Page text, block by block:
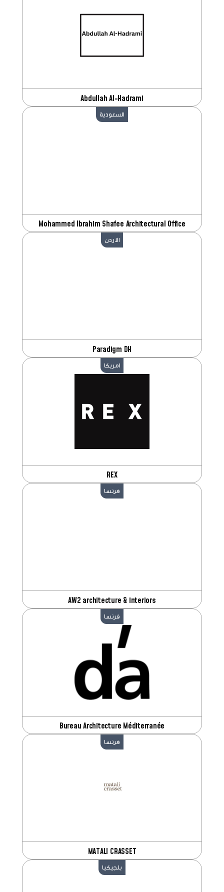
Abdullah Al-Hadrami
Mohammed Ibrahim Shafee Architectural Office
السعودية
Paradigm DH
الاردن
REX
امريكا
AW2 architecture & interiors
فرنسا
Bureau Architecture Méditerranée
فرنسا
MATALI CRASSET
فرنسا
بلجيكيا